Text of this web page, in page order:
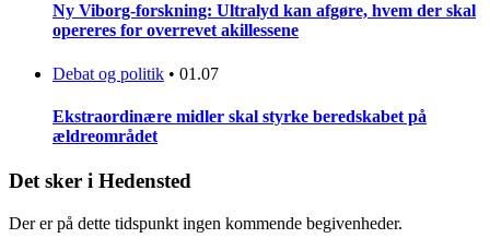
Ny Viborg-forskning: Ultralyd kan afgøre, hvem der skal
opereres for overrevet akillessene
Debat og politik • 01.07
Ekstraordinære midler skal styrke beredskabet på
ældreområdet
Det sker i Hedensted
Der er på dette tidspunkt ingen kommende begivenheder.